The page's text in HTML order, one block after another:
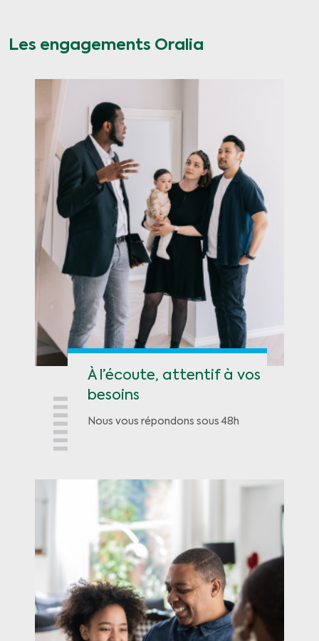
Les engagements Oralia
À l’écoute, attentif à vos
besoins
Nous vous répondons sous 48h